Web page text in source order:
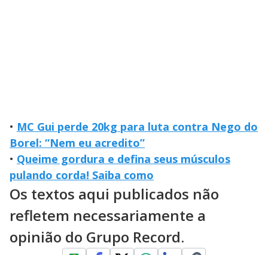
• MC Gui perde 20kg para luta contra Nego do
Borel: “Nem eu acredito”
• Queime gordura e defina seus músculos
pulando corda! Saiba como
Os textos aqui publicados não
refletem necessariamente a
opinião do Grupo Record.